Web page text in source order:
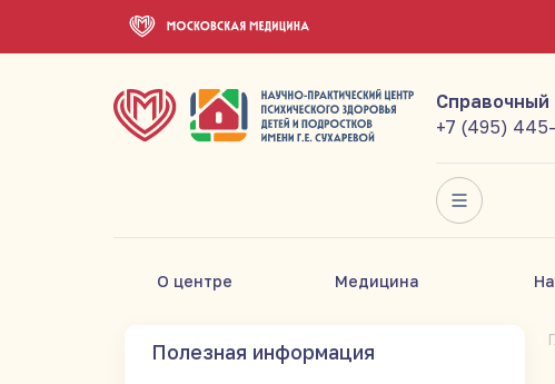
Справочный
+7 (495)
О центре Медицина
Полезная информация